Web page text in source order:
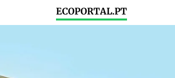
ECOPORTAL.PT